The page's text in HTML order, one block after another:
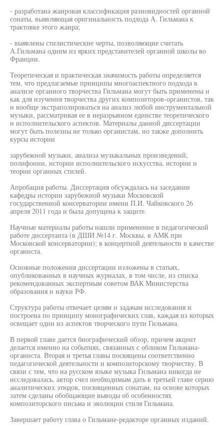
- разработана жанровая классификация разновидностей органной
сонаты, выявляющая оригинальность подхода А. Гильмана к
трактовке этого жанра;
- выявлены стилистические черты, позволяющие считать
А.Гильмана одним из ярких представителей органной школы во
Франции.
Теоретическая и практическая значимость работы определяется
тем, что предлагаемые принципы многоаспектного подхода в
анализе органного творчества Гильмана могут быть применены и
как для изучения творчества других композиторов-органистов, так
и вообще экстраполироваться на анализ любой инструментальной
музыки, рассматривая ее в неразрывном единстве теоретического
и исполнительского аспектов. Материалы данной диссертации
могут быть полезны не только органистам, но также дополнить
курсы истории
зарубежной музыки, анализа музыкальных произведений,
полифонии, истории исполнительского искусства, истории и
теории органных стилей.
Апробация работы. Диссертация обсуждалась на заседании
кафедры истории зарубежной музыки Московской
государственной консерватории имени П.И. Чайковского 26
апреля 2011 года и была допущена к защите.
Научные материалы работы нашли применение в педагогической
работе диссертанта (в ДШИ №14 г. Москвы, в АМК при
Московской консерватории); в концертной деятельности в качестве
органиста.
Основные положения диссертации изложены в статьях,
опубликованных в научных журналах, в том числе, из списка
рекомендованных экспертным советом ВАК Министерства
образования и науки РФ.
Структура работы отвечает целям и задачам исследования и
построена по принципу монографических глав, каждая из которых
освещает один из аспектов творческого пути Гильмана.
В первой главе дается биографический обзор, причем акцент
делается именно на событиях, связанных с обликом Гильмана-
органиста. Вторая и третья главы посвящены соответственно
педагогической деятельности и композиторскому творчеству. В
связи с тем, что на русском языке музыка Гильмана никогда не
исследовалась, автор счел необходимым дать в третьей главе серию
аналитических этюдов, посвященных сонатам, на основе которых
затем сделаны обобщающие выводы об особенностях
композиторского письма и эволюции стиля Гильмана.
Завершает работу глава о Гильмане-редакторе органных изданий.